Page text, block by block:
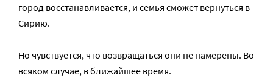
город восстанавливается, и семья сможет вернуться в
Сирию.
Но чувствуется, что возвращаться они не намерены. Во
всяком случае, в ближайшее время.